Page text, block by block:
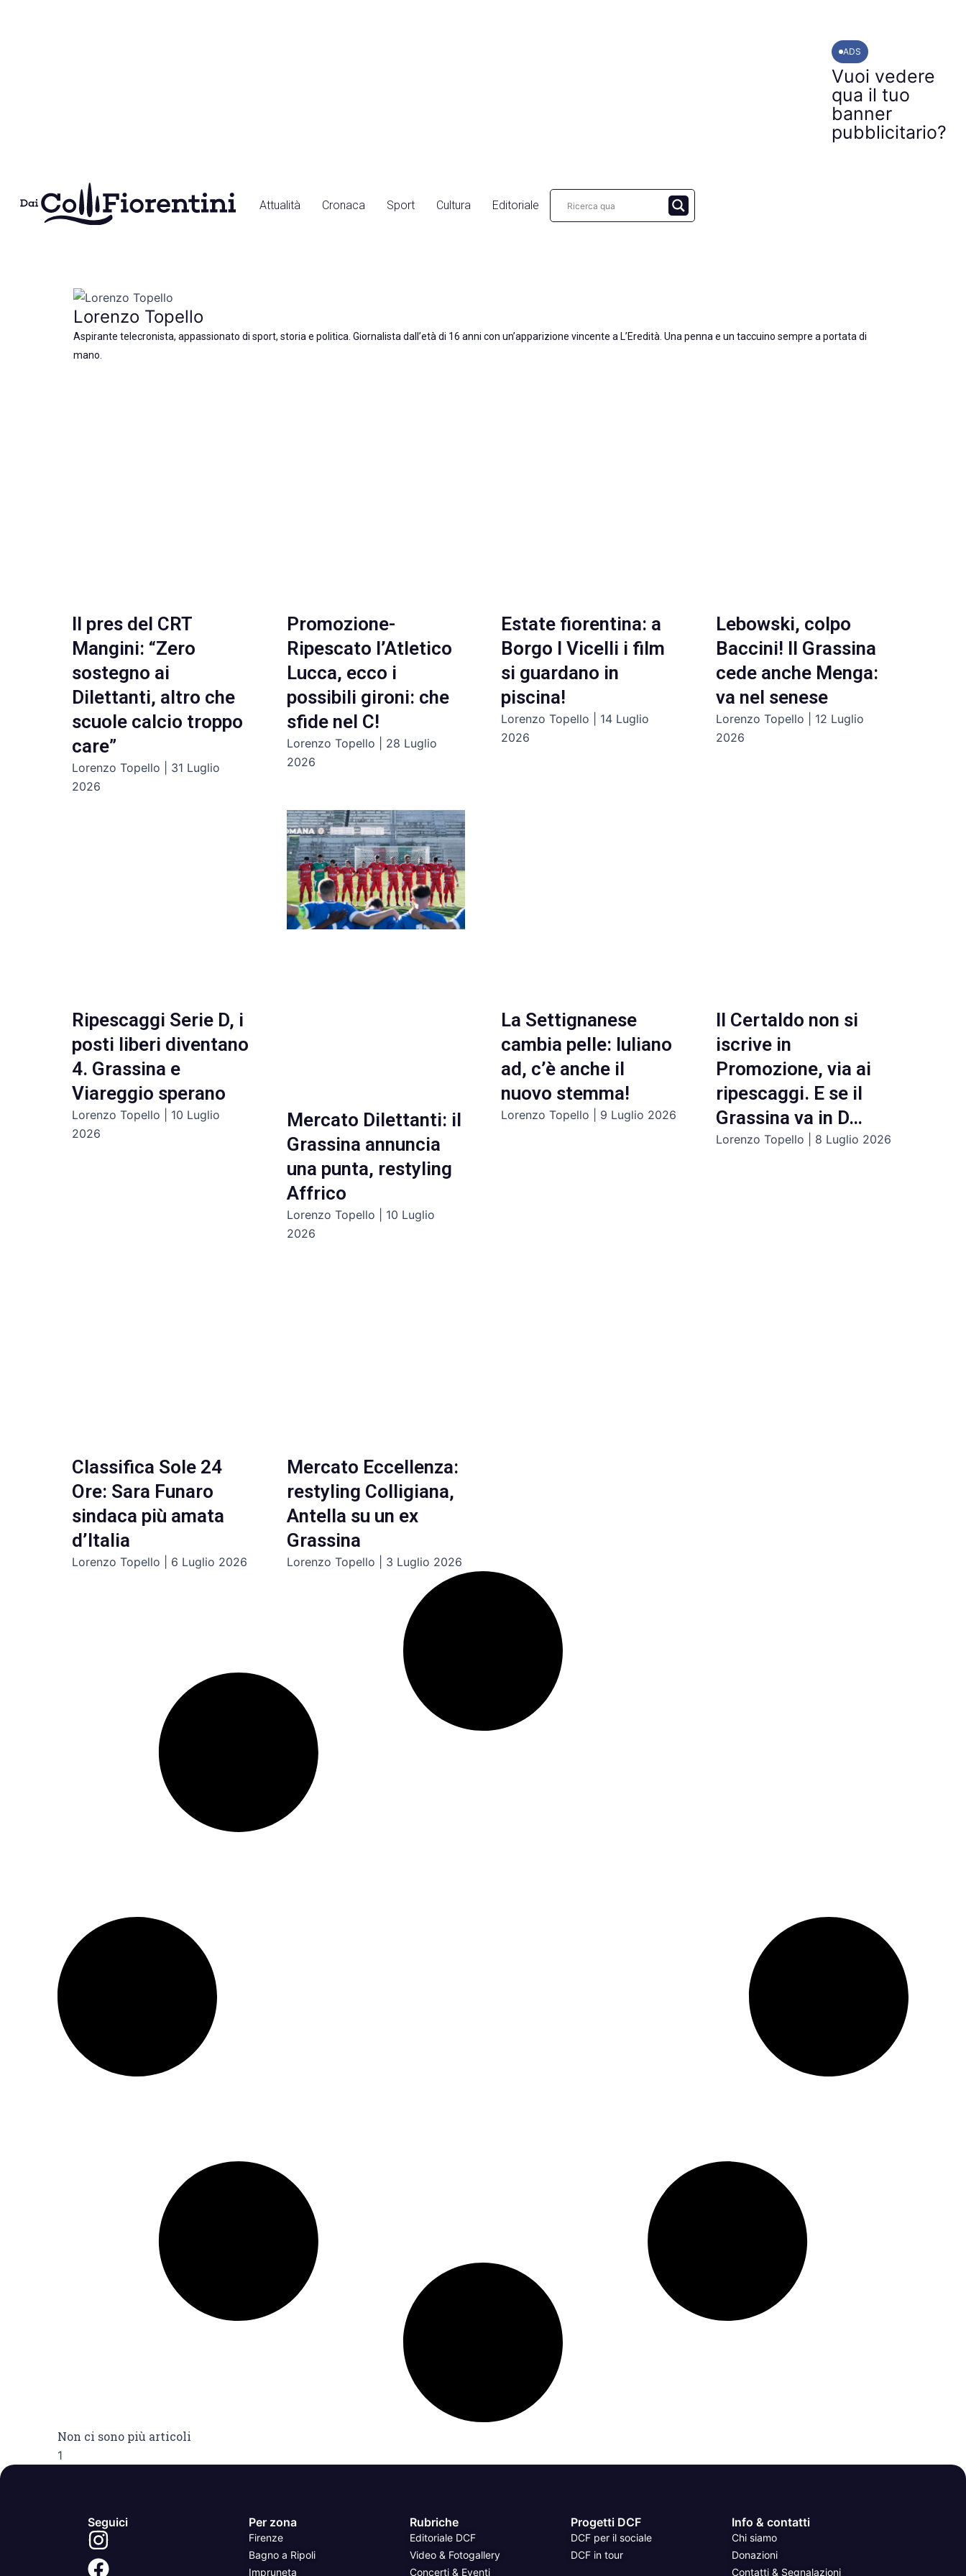
ADS
Vuoi vedere
qua il tuo
banner
pubblicitario?
Attualità Cronaca Sport Cultura Editoriale
Lorenzo Topello
Aspirante telecronista, appassionato di sport, storia e politica. Giornalista dall’età di 16 anni con un’apparizione vincente a L’Eredità. Una penna e un taccuino sempre a portata di
mano.
Il pres del CRT
Mangini: “Zero
sostegno ai
Dilettanti, altro che
scuole calcio troppo
care”
Lorenzo Topello
31 Luglio
2026
Promozione-
Ripescato l’Atletico
Lucca, ecco i
possibili gironi: che
sfide nel C!
Lorenzo Topello
28 Luglio
2026
Estate fiorentina: a
Borgo I Vicelli i film
si guardano in
piscina!
Lorenzo Topello
14 Luglio
2026
Lebowski, colpo
Baccini! Il Grassina
cede anche Menga:
va nel senese
Lorenzo Topello
12 Luglio
2026
Ripescaggi Serie D, i
posti liberi diventano
4. Grassina e
Viareggio sperano
Lorenzo Topello
10 Luglio
2026
Mercato Dilettanti: il
Grassina annuncia
una punta, restyling
Affrico
Lorenzo Topello
10 Luglio
2026
La Settignanese
cambia pelle: Iuliano
ad, c’è anche il
nuovo stemma!
Lorenzo Topello 9 Luglio 2026
Il Certaldo non si
iscrive in
Promozione, via ai
ripescaggi. E se il
Grassina va in D…
Lorenzo Topello 8 Luglio 2026
Classifica Sole 24
Ore: Sara Funaro
sindaca più amata
d’Italia
Lorenzo Topello 6 Luglio 2026
Mercato Eccellenza:
restyling Colligiana,
Antella su un ex
Grassina
Lorenzo Topello 3 Luglio 2026
Non ci sono più articoli
Seguici Per zona
Firenze
Bagno a Ripoli
Impruneta
Rubriche
Editoriale DCF
Video & Fotogallery
Concerti & Eventi
Progetti DCF
DCF per il sociale
DCF in tour
Info & contatti
Chi siamo
Donazioni
Contatti & Segnalazioni